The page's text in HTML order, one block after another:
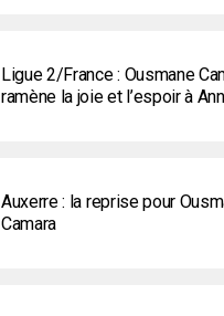
Ligue 2/France : Ousmane
ramène la joie et l’espoir à
Auxerre : la reprise pour
Camara